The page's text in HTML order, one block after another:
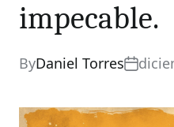
impecable.
ByDaniel Torres